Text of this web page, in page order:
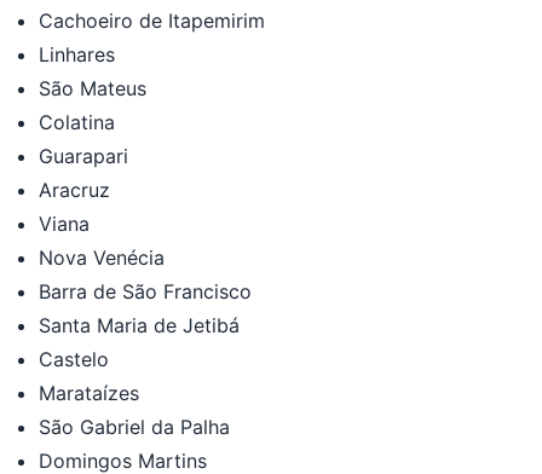
Cachoeiro de Itapemirim
Linhares
São Mateus
Colatina
Guarapari
Aracruz
Viana
Nova Venécia
Barra de São Francisco
Santa Maria de Jetibá
Castelo
Marataízes
São Gabriel da Palha
Domingos Martins